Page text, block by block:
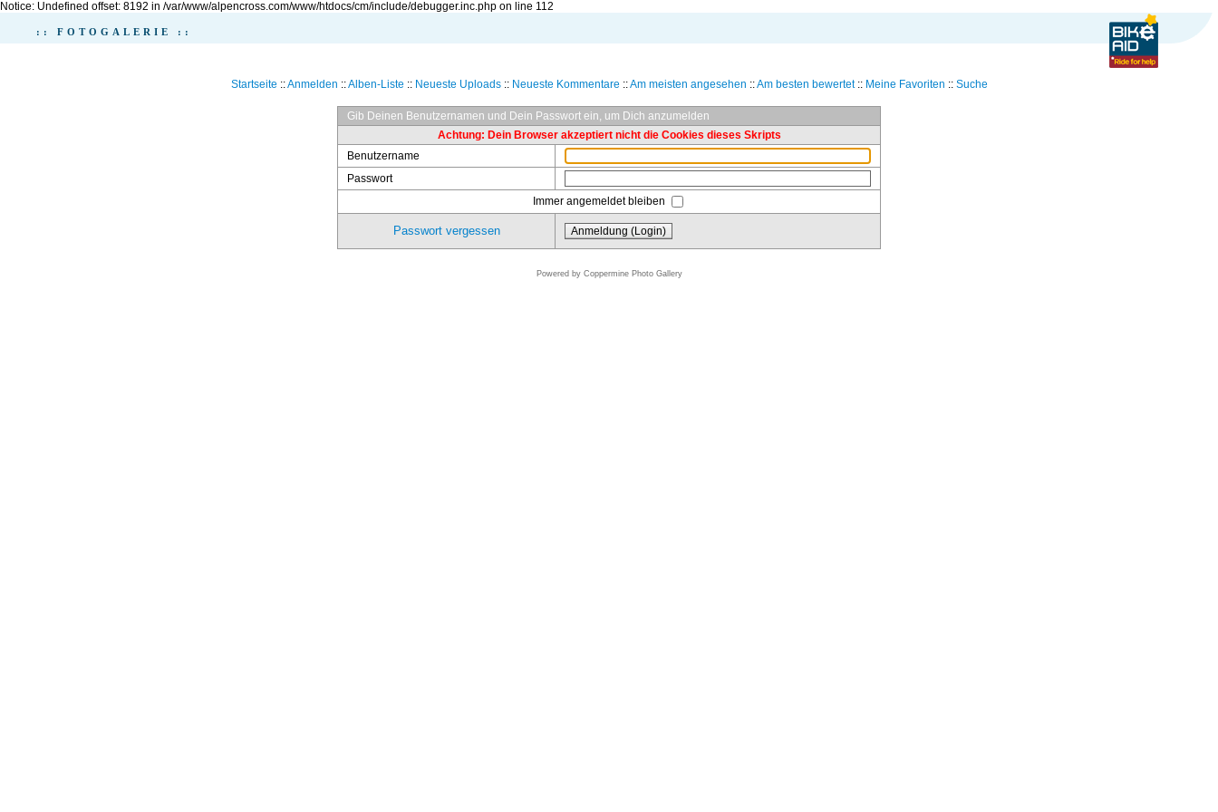
Notice: Undefined offset: 8192 in /var/www/alpencross.com/www/htdocs/cm/include/debugger.inc.php on line 112
:: FOTOGALERIE ::
Startseite ::Anmelden ::Alben-Liste :: Neueste Uploads:: Neueste Kommentare ::Am meisten angesehen ::Am besten bewertet:: Meine Favoriten :: Suche
Gib Deinen Benutzernamen und Dein Passwort ein, um Dich anzumelden
Achtung: Dein Browser akzeptiert nicht die Cookies dieses Skripts
Benutzername
Passwort
Immer angemeldet bleiben
Passwort vergessen
Powered by Coppermine Photo Gallery